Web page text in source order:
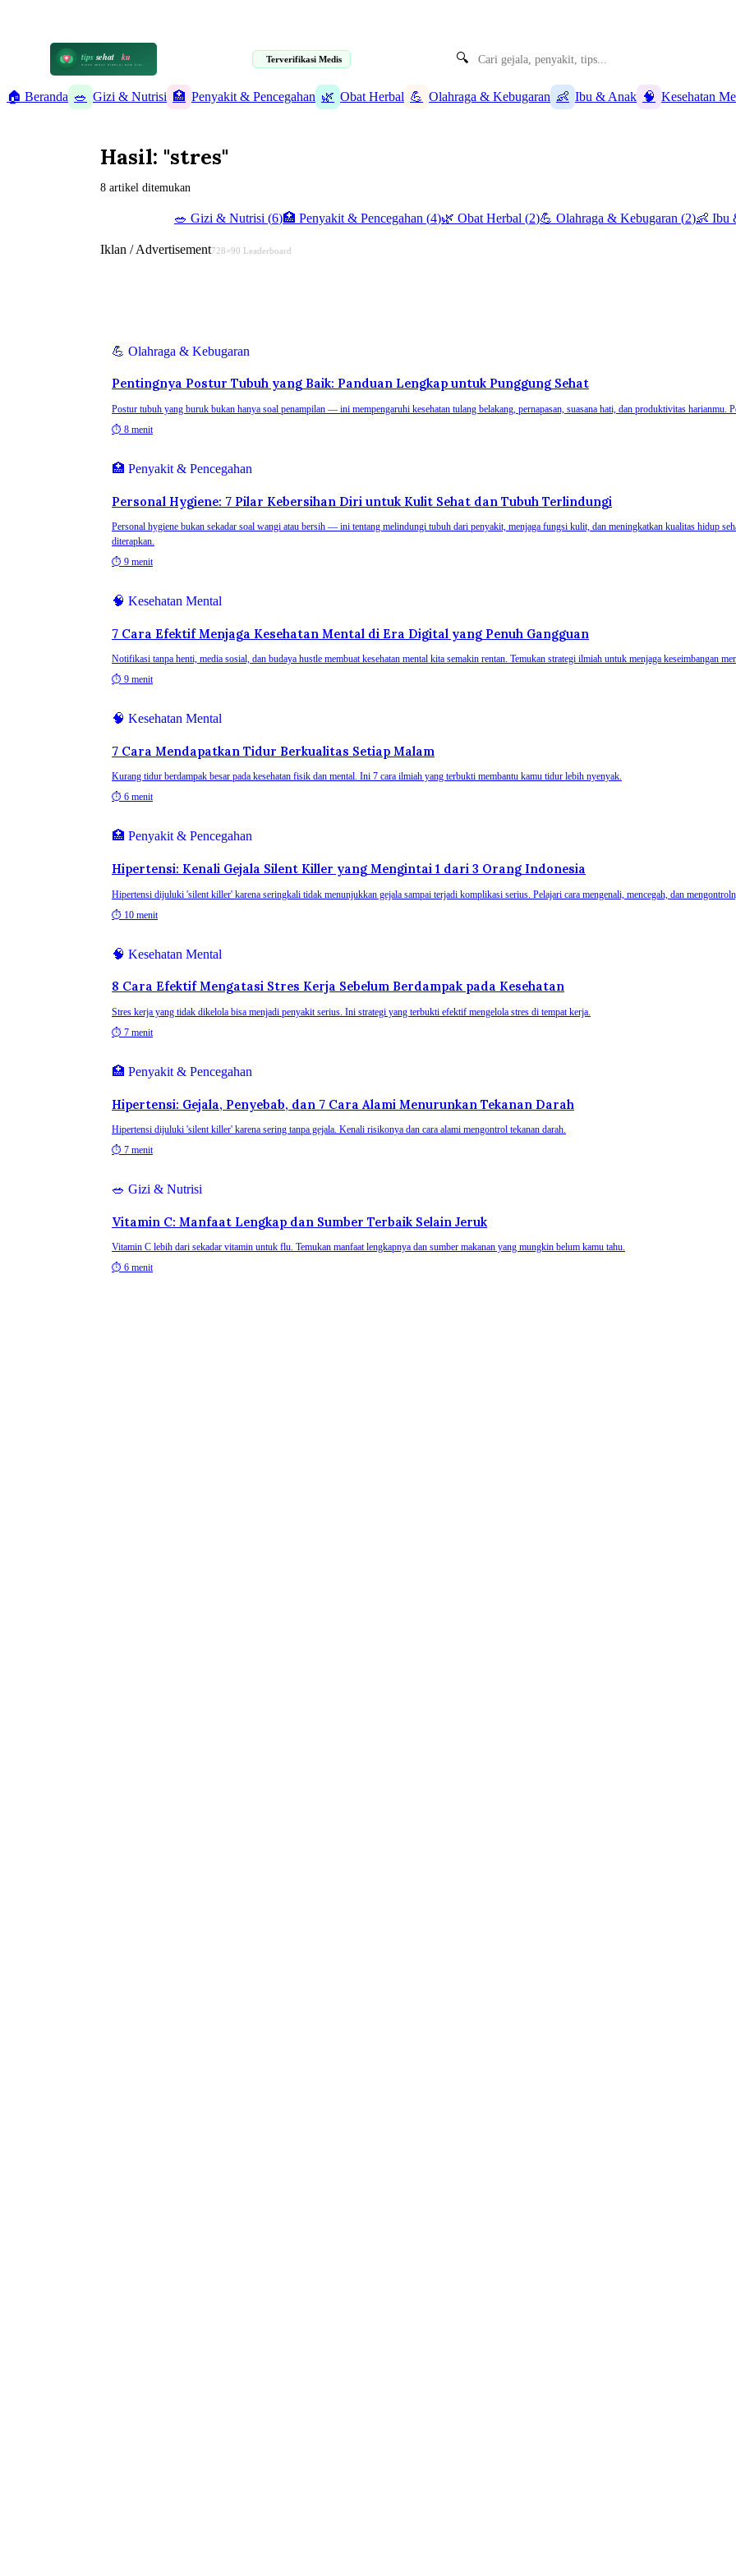
tipssehat ku
HIDUP SEHAT DIMULAI DARI SINI
Terverifikasi Medis 🔍
🏠 Beranda 🥗 Gizi & Nutrisi 🏥 Penyakit & Pencegahan 🌿 Obat Herbal 💪 Olahraga & Kebugaran 👶 Ibu & Anak 🧠 Kesehatan
Hasil: "stres"
8 artikel ditemukan
🥗 Gizi & Nutrisi (6)🏥 Penyakit & Pencegahan (4)🌿 Obat Herbal (2)💪 Olahraga & Kebugaran (2)👶 Ibu
Iklan / Advertisement728×90 Leaderboard
💪 Olahraga & Kebugaran
Pentingnya Postur Tubuh yang Baik: Panduan Lengkap untuk Punggung Sehat
Postur tubuh yang buruk bukan hanya soal penampilan — ini mempengaruhi kesehatan tulang belakang, pernapasan, suasana hati, dan produktivitas harianmu.
⏱ 8 menit
🏥 Penyakit & Pencegahan
Personal Hygiene: 7 Pilar Kebersihan Diri untuk Kulit Sehat dan Tubuh Terlindungi
Personal hygiene bukan sekadar soal wangi atau bersih — ini tentang melindungi tubuh dari penyakit, menjaga fungsi kulit, dan meningkatkan kualitas hidup
diterapkan.
⏱ 9 menit
🧠 Kesehatan Mental
7 Cara Efektif Menjaga Kesehatan Mental di Era Digital yang Penuh Gangguan
Notifikasi tanpa henti, media sosial, dan budaya hustle membuat kesehatan mental kita semakin rentan. Temukan strategi ilmiah untuk menjaga keseimbangan
⏱ 9 menit
🧠 Kesehatan Mental
7 Cara Mendapatkan Tidur Berkualitas Setiap Malam
Kurang tidur berdampak besar pada kesehatan fisik dan mental. Ini 7 cara ilmiah yang terbukti membantu kamu tidur lebih nyenyak.
⏱ 6 menit
🏥 Penyakit & Pencegahan
Hipertensi: Kenali Gejala Silent Killer yang Mengintai 1 dari 3 Orang Indonesia
Hipertensi dijuluki 'silent killer' karena seringkali tidak menunjukkan gejala sampai terjadi komplikasi serius. Pelajari cara mengenali, mencegah, dan
⏱ 10 menit
🧠 Kesehatan Mental
8 Cara Efektif Mengatasi Stres Kerja Sebelum Berdampak pada Kesehatan
Stres kerja yang tidak dikelola bisa menjadi penyakit serius. Ini strategi yang terbukti efektif mengelola stres di tempat kerja.
⏱ 7 menit
🏥 Penyakit & Pencegahan
Hipertensi: Gejala, Penyebab, dan 7 Cara Alami Menurunkan Tekanan Darah
Hipertensi dijuluki 'silent killer' karena sering tanpa gejala. Kenali risikonya dan cara alami mengontrol tekanan darah.
⏱ 7 menit
🥗 Gizi & Nutrisi
Vitamin C: Manfaat Lengkap dan Sumber Terbaik Selain Jeruk
Vitamin C lebih dari sekadar vitamin untuk flu. Temukan manfaat lengkapnya dan sumber makanan yang mungkin belum kamu tahu.
⏱ 6 menit